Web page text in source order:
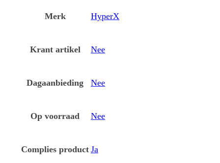
Merk HyperX
Krant artikel Nee
Dagaanbieding Nee
Op voorraad Nee
Complies product Ja